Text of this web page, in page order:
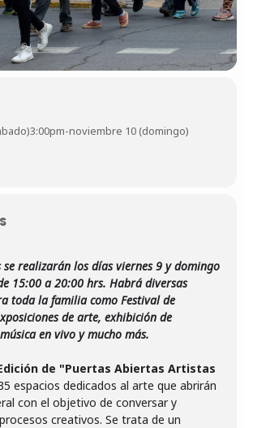
3:00pm-noviembre 10 (domingo)
se realizarán los días viernes 9 y domingo
15:00 a 20:00 hrs. Habrá diversas
toda la familia como Festival de
de arte, exhibición de
en vivo y mucho más.
de "Puertas Abiertas Artistas
espacios dedicados al arte que abrirán
con el objetivo de conversar y
creativos. Se trata de un